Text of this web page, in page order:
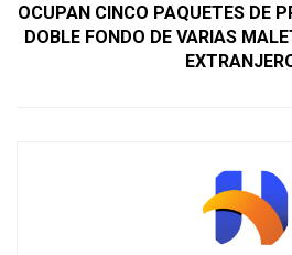
OCUPAN CINCO PAQUETES DE
DOBLE FONDO DE VARIAS